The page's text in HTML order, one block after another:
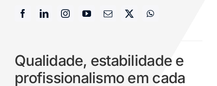
Qualidade, estabilidade e
profissionalismo em cada